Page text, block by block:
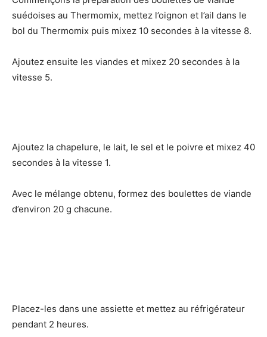
suédoises au Thermomix, mettez l’oignon et l’ail dans le
bol du Thermomix puis mixez 10 secondes à la vitesse 8.
Ajoutez ensuite les viandes et mixez 20 secondes à la
vitesse 5.
Ajoutez la chapelure, le lait, le sel et le poivre et mixez 40
secondes à la vitesse 1.
Avec le mélange obtenu, formez des boulettes de viande
d’environ 20 g chacune.
Placez-les dans une assiette et mettez au réfrigérateur
pendant 2 heures.